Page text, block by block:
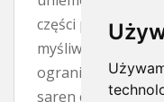
części prawda,
myśliwego.
ograniczają
saren często